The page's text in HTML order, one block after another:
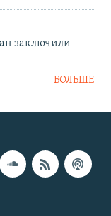
заключили
БОЛЬШЕ